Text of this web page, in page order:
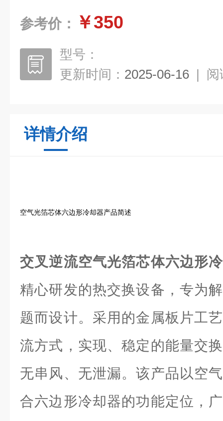
参考价： ￥350
型号：
更新时间： 2025-06-16 | 阅
详情介绍
空气光箔芯体六边形冷却器产品简述
交叉逆流空气光箔芯体六边形
精心研发的热交换设备，专为
题而设计。采用的金属板片工
流方式，实现、稳定的能量交
无串风、无泄漏。该产品以空
合六边形冷却器的功能定位，